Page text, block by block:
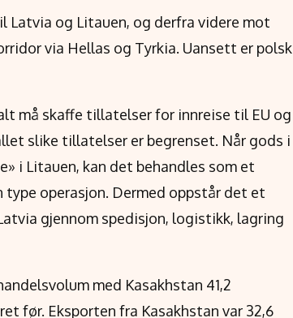
Latvia og Litauen, og derfra videre mot
via Hellas og Tyrkia. Uansett er polsk
må skaffe tillatelser for innreise til EU og
slike tillatelser er begrenset. Når gods i
i Litauen, kan det behandles som et
operasjon. Dermed oppstår det et
gjennom spedisjon, logistikk, lagring
med Kasakhstan 41,2
før. Eksporten fra Kasakhstan var 32,6